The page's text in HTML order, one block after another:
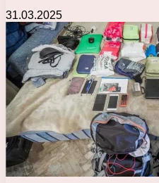
31.03.2025